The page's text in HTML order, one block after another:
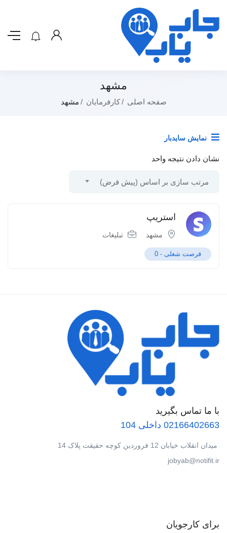
مشهد
صفحه اصلی کارفرمایان مشهد
نمایش سایدبار
نشان دادن نتیجه واحد
مرتب سازی بر اساس (پیش فرض)
استریپ
مشهد تبلیغات
فرصت شغلی - 0
با ما تماس بگیرید
02166402663 داخلی 104
jobyab@notifit.ir
برای کارجویان